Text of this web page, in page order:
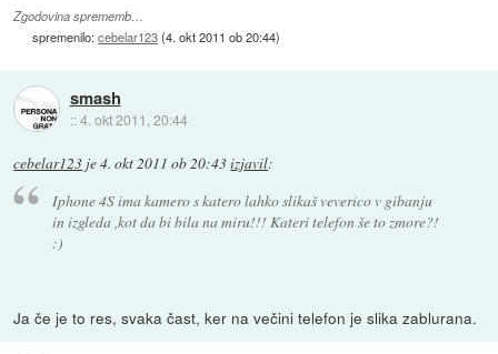
Zgodovina sprememb…
spremenilo:cebelar123(4. okt 2011 ob 20:44)
smash
::4. okt 2011, 20:44
cebelar123 je4. okt 2011 ob 20:43izjavil:
Iphone 4S ima kamero s katero lahko slikaš veverico v gibanju
in izgleda ,kot da bi bila na miru!!! Kateri telefon še to zmore?!
:)
Ja če je to res, svaka čast, ker na večini telefon je slika zablurana.